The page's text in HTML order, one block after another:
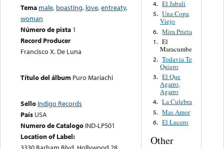
Tema male, boasting, love,entreaty,
woman
Número de pista 1
Record Producer
Francisco X. De Luna
Título del álbum Puro Mariachi
Sello Indigo Records
País USA
Numero de Catalogo IND-LP501
Location of Label:
4. El Jabalí
5. Una Copa
Viejo
6. Mira Prieta
1. El
Maracumbe
2. Todavia Te
Quiero
3. El Que
Agarro,
Agarro
4. La Culebra
5. Mas Amor
6. El Lucero
Other